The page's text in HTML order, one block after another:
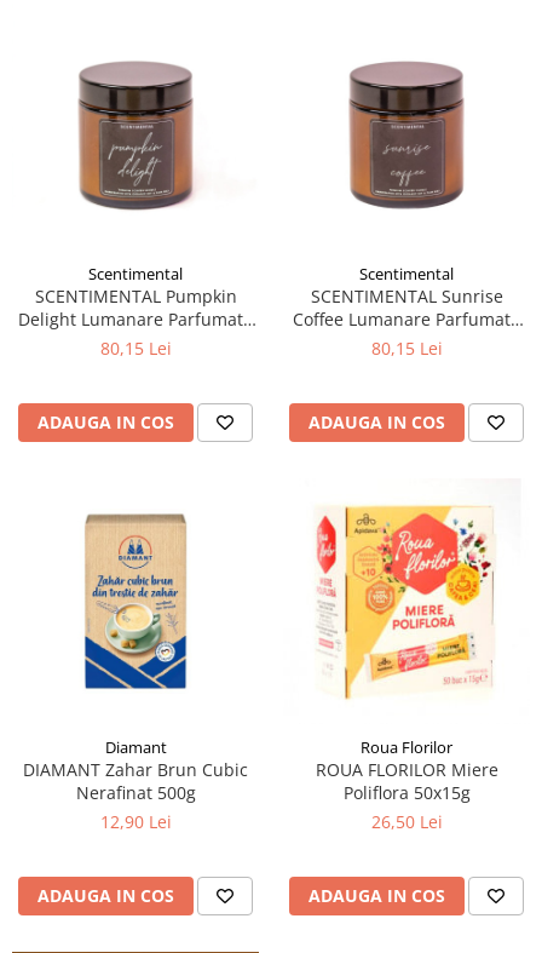
Scentimental
SCENTIMENTAL Pumpkin
Delight Lumanare Parfumata
din Ceara Vegetala 95g - 25
80,15 Lei
ADAUGA IN COS
Scentimental
SCENTIMENTAL Sunrise
Coffee Lumanare Parfumata
din Ceara Vegetala 95g - 25
80,15 Lei
ADAUGA IN COS
Diamant
DIAMANT Zahar Brun Cubic
Nerafinat 500g
12,90 Lei
ADAUGA IN COS
Roua Florilor
ROUA FLORILOR Miere
Poliflora 50x15g
26,50 Lei
ADAUGA IN COS